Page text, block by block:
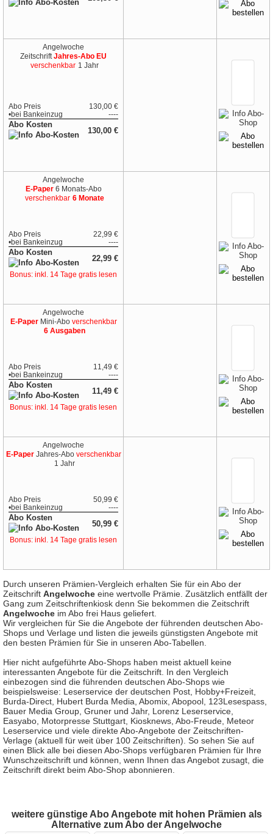
Angelwoche
Zeitschrift Jahres-Abo EU
verschenkbar 1 Jahr
Abo Preis
130,00 €
•bei Bankeinzug ----
Abo Kosten
130,00 €
Angelwoche
E-Paper 6 Monats-Abo
verschenkbar 6 Monate
Abo Preis
22,99 €
•bei Bankeinzug ----
Abo Kosten
22,99 €
Bonus: inkl. 14 Tage gratis lesen
Angelwoche
E-Paper Mini-Aboverschenkbar
6 Ausgaben
Abo Preis
11,49 €
•bei Bankeinzug ----
Abo Kosten
11,49 €
Bonus: inkl. 14 Tage gratis lesen
Angelwoche
E-Paper Jahres-Aboverschenkbar
1 Jahr
Abo Preis
50,99 €
•bei Bankeinzug ----
Abo Kosten
50,99 €
Bonus: inkl. 14 Tage gratis lesen
Durch unseren Prämien-Vergleich erhalten Sie für ein Abo der
Zeitschrift Angelwoche eine wertvolle Prämie. Zusätzlich entfällt der
Gang zum Zeitschriftenkiosk denn Sie bekommen die Zeitschrift
Angelwoche im Abo frei Haus geliefert.
Wir vergleichen für Sie die Angebote der führenden deutschen Abo-
Shops und Verlage und listen die jeweils günstigsten Angebote mit
den besten Prämien für Sie in unseren Abo-Tabellen.
Hier nicht aufgeführte Abo-Shops haben meist aktuell keine
interessanten Angebote für die Zeitschrift. In den Vergleich
einbezogen sind die führenden deutschen Abo-Shops wie
beispielsweise: Leserservice der deutschen Post, Hobby+Freizeit,
Burda-Direct, Hubert Burda Media, Abomix, Abopool, 123Lesespass,
Bauer Media Group, Gruner und Jahr, Lorenz Leserservice,
Easyabo, Motorpresse Stuttgart, Kiosknews, Abo-Freude, Meteor
Leserservice und viele direkte Abo-Angebote der Zeitschriften-
Verlage (aktuell für weit über 100 Zeitschriften). So sehen Sie auf
einen Blick alle bei diesen Abo-Shops verfügbaren Prämien für Ihre
Wunschzeitschrift und können, wenn Ihnen das Angebot zusagt, die
Zeitschrift direkt beim Abo-Shop abonnieren.
weitere günstige Abo Angebote mit hohen Prämien als
Alternative zum Abo der Angelwoche